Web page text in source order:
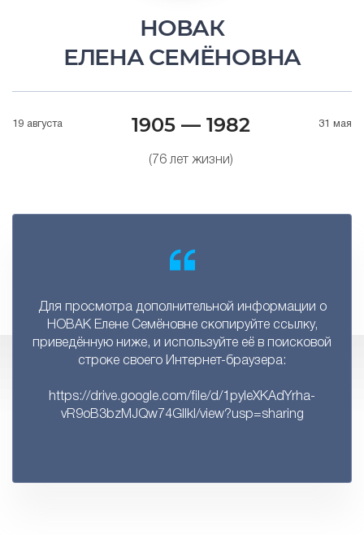
НОВАК
ЕЛЕНА СЕМЁНОВНА
19 августа 1905 — 1982
(76 лет жизни)
31 мая
Для просмотра дополнительной информации о
НОВАК Елене Семёновне скопируйте ссылку,
приведённую ниже, и используйте её в поисковой
строке своего Интернет-браузера:
https://drive.google.com/file/d/1pyIeXKAdYrha-
vR9oB3bzMJQw74GlIkI/view?usp=sharing